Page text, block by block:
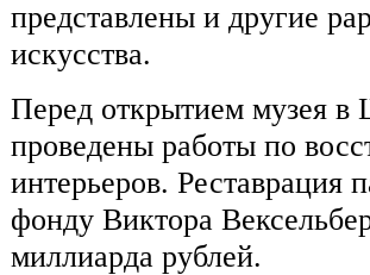
представлены и другие
искусства.
Перед открытием музея
проведены работы по
интерьеров. Реставрация
фонду Виктора
миллиарда рублей.